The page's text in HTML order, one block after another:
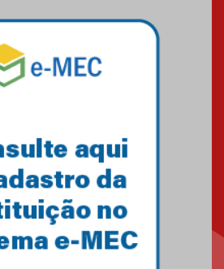
Mackenzie mobiliza campanha
solidária para apoiar famílias em
Minas Gerais
Primeiro culto do ano ressalta o
27.02.2026